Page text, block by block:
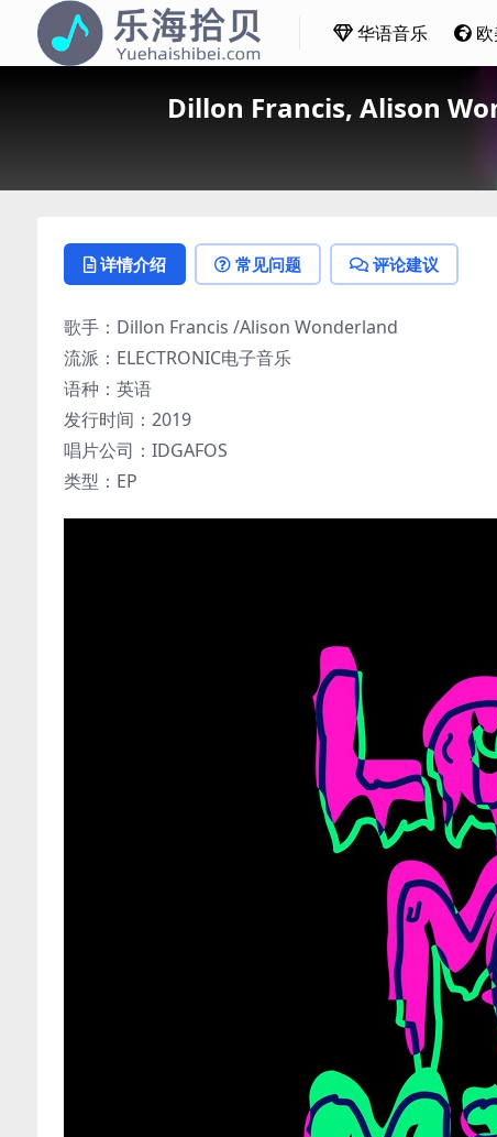
华语音乐
Dillon Francis, Alison
详情介绍 常见问题 评论建议
歌手：Dillon Francis /Alison Wonderland
流派：ELECTRONIC电子音乐
语种：英语
发行时间：2019
唱片公司：IDGAFOS
类型：EP